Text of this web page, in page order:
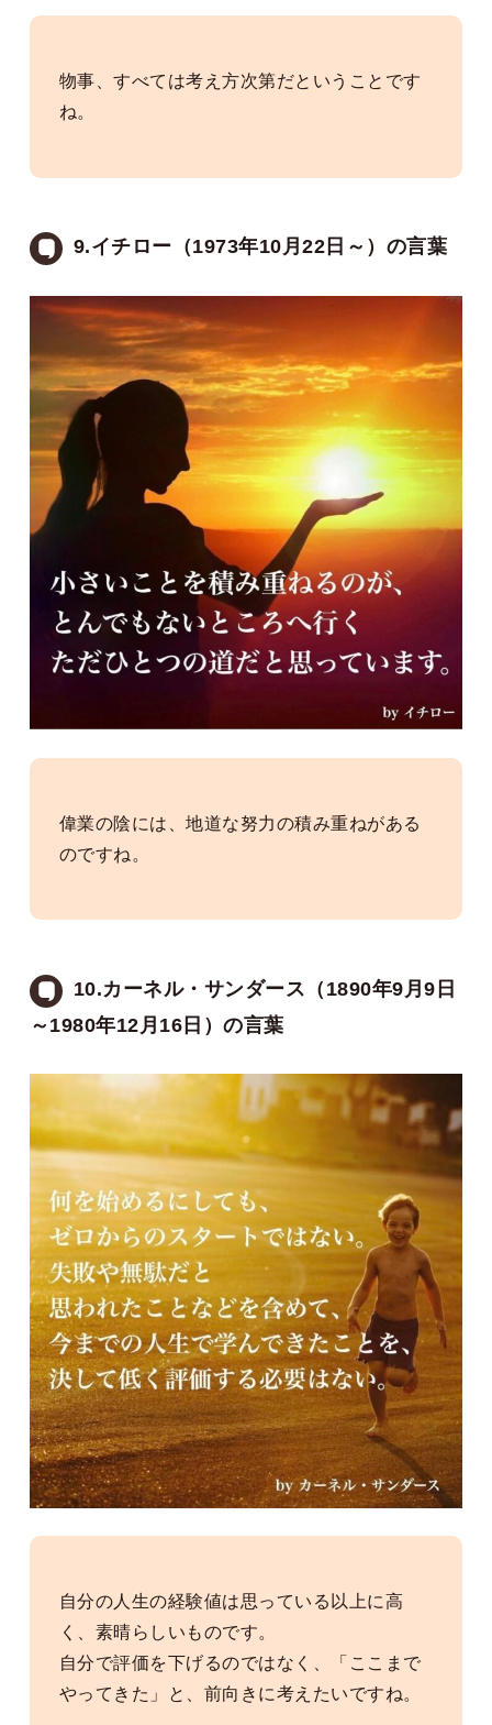
物事、すべては考え方次第だということです
ね。
9.イチロー（1973年10月22日～）の言葉
偉業の陰には、地道な努力の積み重ねがある
のですね。
10.カーネル・サンダース（1890年9月9日
～1980年12月16日）の言葉
自分の人生の経験値は思っている以上に高
く、素晴らしいものです。
自分で評価を下げるのではなく、「ここまで
やってきた」と、前向きに考えたいですね。